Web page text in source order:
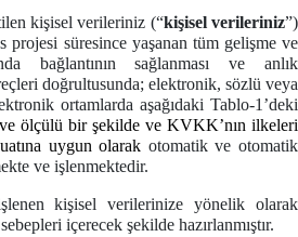
kişisel verileriniz (“kişisel verileriniz”)
projesi süresince yaşanan tüm gelişme ve
bağlantının sağlanması ve anlık
doğrultusunda; elektronik, sözlü veya
ortamlarda aşağıdaki Tablo-1’deki
ve ölçülü bir şekilde ve KVKK’nın ilkeleri
uygun olarak otomatik ve otomatik
ve işlenmektedir.
kişisel verilerinize yönelik olarak
içerecek şekilde hazırlanmıştır.